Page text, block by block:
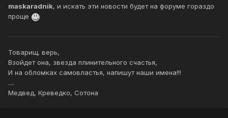
maskaradnik, и искать эти новости будет на форуме гораздо
проще
Товарищ, верь,
Взойдет она, звезда плинительного счастья,
И на обломках самовластья, напишут наши имена!!!
....
Медвед, Креведко, Сотона